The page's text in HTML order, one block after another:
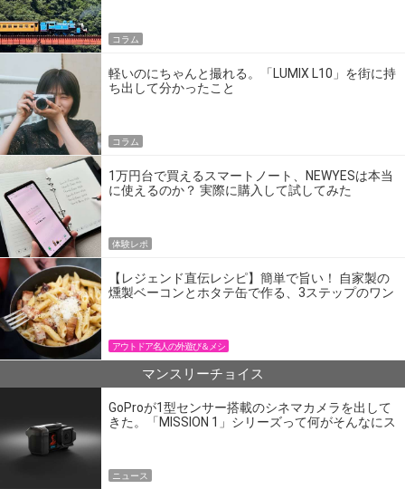
コラム
軽いのにちゃんと撮れる。「LUMIX L10」を街に持
ち出して分かったこと
コラム
1万円台で買えるスマートノート、NEWYESは本当
に使えるのか？ 実際に購入して試してみた
体験レポ
【レジェンド直伝レシピ】簡単で旨い！ 自家製の
燻製ベーコンとホタテ缶で作る、3ステップのワン
アウトドア名人の外遊び＆メシ
マンスリーチョイス
GoProが1型センサー搭載のシネマカメラを出して
きた。「MISSION 1」シリーズって何がそんなにス
ニュース